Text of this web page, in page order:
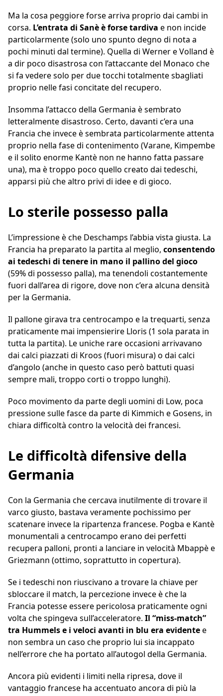
Ma la cosa peggiore forse arriva proprio dai cambi in
corsa. L’entrata di Sanè è forse tardiva e non incide
particolarmente (solo uno spunto degno di nota a
pochi minuti dal termine). Quella di Werner e Volland è
a dir poco disastrosa con l’attaccante del Monaco che
si fa vedere solo per due tocchi totalmente sbagliati
proprio nelle fasi concitate del recupero.
Insomma l’attacco della Germania è sembrato
letteralmente disastroso. Certo, davanti c’era una
Francia che invece è sembrata particolarmente attenta
proprio nella fase di contenimento (Varane, Kimpembe
e il solito enorme Kantè non ne hanno fatta passare
una), ma è troppo poco quello creato dai tedeschi,
apparsi più che altro privi di idee e di gioco.
Lo sterile possesso palla
L’impressione è che Deschamps l’abbia vista giusta. La
Francia ha preparato la partita al meglio, consentendo
ai tedeschi di tenere in mano il pallino del gioco
(59% di possesso palla), ma tenendoli costantemente
fuori dall’area di rigore, dove non c’era alcuna densità
per la Germania.
Il pallone girava tra centrocampo e la trequarti, senza
praticamente mai impensierire Lloris (1 sola parata in
tutta la partita). Le uniche rare occasioni arrivavano
dai calci piazzati di Kroos (fuori misura) o dai calci
d’angolo (anche in questo caso però battuti quasi
sempre mali, troppo corti o troppo lunghi).
Poco movimento da parte degli uomini di Low, poca
pressione sulle fasce da parte di Kimmich e Gosens, in
chiara difficoltà contro la velocità dei francesi.
Le difficoltà difensive della
Germania
Con la Germania che cercava inutilmente di trovare il
varco giusto, bastava veramente pochissimo per
scatenare invece la ripartenza francese. Pogba e Kantè
monumentali a centrocampo erano dei perfetti
recupera palloni, pronti a lanciare in velocità Mbappè e
Griezmann (ottimo, soprattutto in copertura).
Se i tedeschi non riuscivano a trovare la chiave per
sbloccare il match, la percezione invece è che la
Francia potesse essere pericolosa praticamente ogni
volta che spingeva sull’acceleratore. Il “miss-match”
tra Hummels e i veloci avanti in blu era evidentee
non sembra un caso che proprio lui sia incappato
nell’errore che ha portato all’autogol della Germania.
Ancora più evidenti i limiti nella ripresa, dove il
vantaggio francese ha accentuato ancora di più la